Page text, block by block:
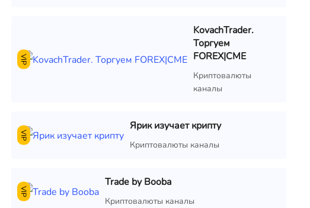
VIP
KovachTrader.
Торгуем
FOREX|CME
Криптовалюты
каналы
VIP
Ярик изучает крипту
Криптовалюты каналы
VIP
Trade by Booba
Криптовалюты каналы